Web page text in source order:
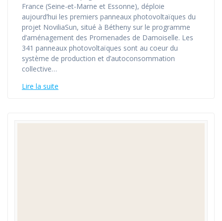
France (Seine-et-Marne et Essonne), déploie
aujourd’hui les premiers panneaux photovoltaïques du
projet NoviliaSun, situé à Bétheny sur le programme
d’aménagement des Promenades de Damoiselle. Les
341 panneaux photovoltaïques sont au coeur du
système de production et d’autoconsommation
collective…
Lire la suite